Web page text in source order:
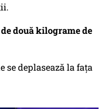
două kilograme de
deplasează la fața